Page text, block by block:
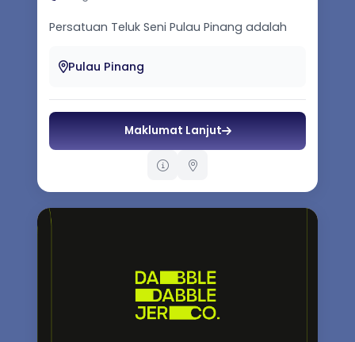
Persatuan Teluk Seni Pulau Pinang adalah
elemen budaya yang berbentuk teater
Pulau Pinang
Maklumat Lanjut